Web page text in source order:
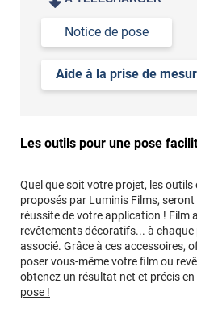
Notice de pose
Aide à la prise de
Les outils pour une pose
Quel que soit votre projet, les outils
proposés par Luminis Films,
réussite de votre application ! Film
revêtements décoratifs... à
associé. Grâce à ces accessoires,
poser vous-même votre film ou
obtenez un résultat net et précis
pose !